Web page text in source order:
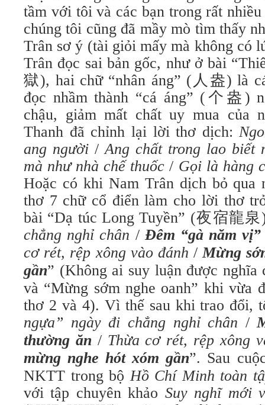
tầm với tôi và các bạn trong rất
chúng tôi cũng đã mầy mò tìm thấy
Trân sơ ý (tài giỏi mấy mà không có
Trân đọc sai bản gốc, như ở bài
獄), hai chữ “nhân áng” (人盎) là
đọc nhầm thành “cá áng” (个盎)
chậu, giảm mất chất uy mua của
Thanh đã chỉnh lại lời thơ dịch:
ang người /Ang chất trong lao biết
mà như nhà chế thuốc / Gọi là hàng
Hoặc có khi Nam Trân dịch bỏ qua
thơ 7 chữ cổ điển làm cho lời thơ
bài “Dạ túc Long Tuyền” (夜宿龍泉
chẳng nghỉ chân / Đêm “gà năm
cơ rét, rệp xông vào đánh /Mừng
gần” (Không ai suy luận được nghĩa
và “Mừng sớm nghe oanh” khi vừa
thơ 2 và 4). Vì thế sau khi trao đổi,
ngựa” ngày đi chẳng nghỉ chân /
thường ăn / Thừa cơ rét, rệp xông
mừng nghe hót xóm gần”. Sau
NKTT trong bộHồ Chí Minh toàn
với tập chuyên khảo Suy nghĩ mới